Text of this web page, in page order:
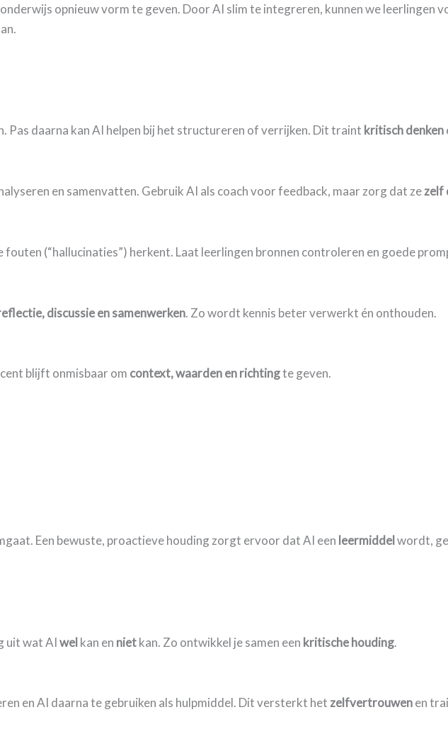
opnieuw vorm te geven. Door AI slim te integreren, kunnen we leerlingen
Pas daarna kan AI helpen bij het structureren of verrijken. Dit traint kritisch denken
en samenvatten. Gebruik AI als coach voor feedback, maar zorg dat zezelf
(“hallucinaties”) herkent. Laat leerlingen bronnen controleren en goede
discussie en samenwerken. Zo wordt kennis beter verwerkt én onthouden.
blijft onmisbaar om context, waarden en richtingte geven.
Een bewuste, proactieve houding zorgt ervoor dat AI een leermiddelwordt,
uit wat AIwelkan en nietkan. Zo ontwikkel je samen een kritische houding.
en AI daarna te gebruiken als hulpmiddel. Dit versterkt hetzelfvertrouwenen